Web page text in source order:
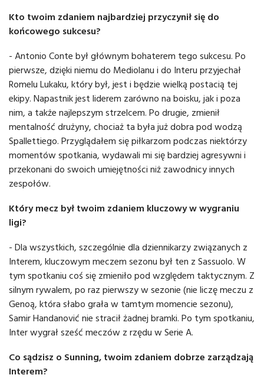
Kto twoim zdaniem najbardziej przyczynił się do
końcowego sukcesu?
- Antonio Conte był głównym bohaterem tego sukcesu. Po
pierwsze, dzięki niemu do Mediolanu i do Interu przyjechał
Romelu Lukaku, który był, jest i będzie wielką postacią tej
ekipy. Napastnik jest liderem zarówno na boisku, jak i poza
nim, a także najlepszym strzelcem. Po drugie, zmienił
mentalność drużyny, chociaż ta była już dobra pod wodzą
Spallettiego. Przyglądałem się piłkarzom podczas niektórzy
momentów spotkania, wydawali mi się bardziej agresywni i
przekonani do swoich umiejętności niż zawodnicy innych
zespołów.
Który mecz był twoim zdaniem kluczowy w wygraniu
ligi?
- Dla wszystkich, szczególnie dla dziennikarzy związanych z
Interem, kluczowym meczem sezonu był ten z Sassuolo. W
tym spotkaniu coś się zmieniło pod względem taktycznym. Z
silnym rywalem, po raz pierwszy w sezonie (nie liczę meczu z
Genoą, która słabo grała w tamtym momencie sezonu),
Samir Handanović nie stracił żadnej bramki. Po tym spotkaniu,
Inter wygrał sześć meczów z rzędu w Serie A.
Co sądzisz o Sunning, twoim zdaniem dobrze zarządzają
Interem?